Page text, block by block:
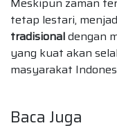
tetap lestari,
tradisionaldengan
yang kuat akan
masyarakat
Baca Juga